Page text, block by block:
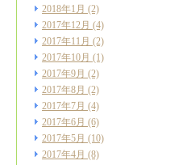
2018年1月 (2)
2017年12月 (4)
2017年11月 (2)
2017年10月 (1)
2017年9月 (2)
2017年8月 (2)
2017年7月 (4)
2017年6月 (6)
2017年5月 (10)
2017年4月 (8)